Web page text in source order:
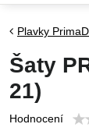
Plavky
Šaty
21)
Hodnocení